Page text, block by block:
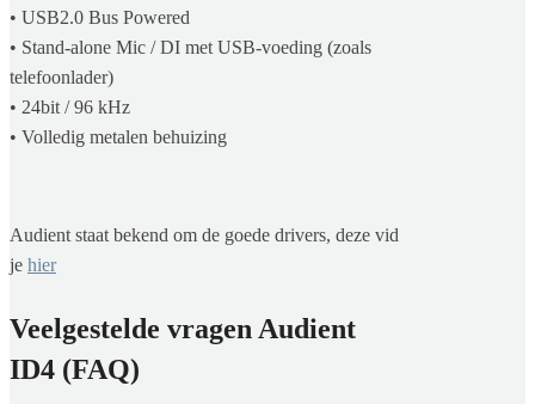
• USB2.0 Bus Powered
• Stand-alone Mic / DI met USB-voeding (zoals
telefoonlader)
• 24bit / 96 kHz
• Volledig metalen behuizing
Audient staat bekend om de goede drivers, deze vid
je hier
Veelgestelde vragen Audient
ID4 (FAQ)